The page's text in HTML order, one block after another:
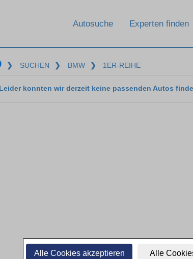
Alle Cookies akzeptieren Alle
Autosuche Experten finden
❯ SUCHEN ❯ BMW ❯ 1ER-REIHE
Leider konnten wir derzeit keine passenden Autos